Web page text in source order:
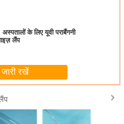
के लिए यूवी पराबैंगनी
लैंप
जारी रखें